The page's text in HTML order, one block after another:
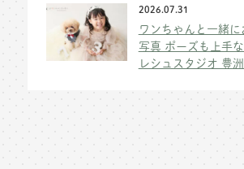
2026.07.31
ワンちゃんと一緒
写真 ポーズも上手
レシュスタジオ 豊